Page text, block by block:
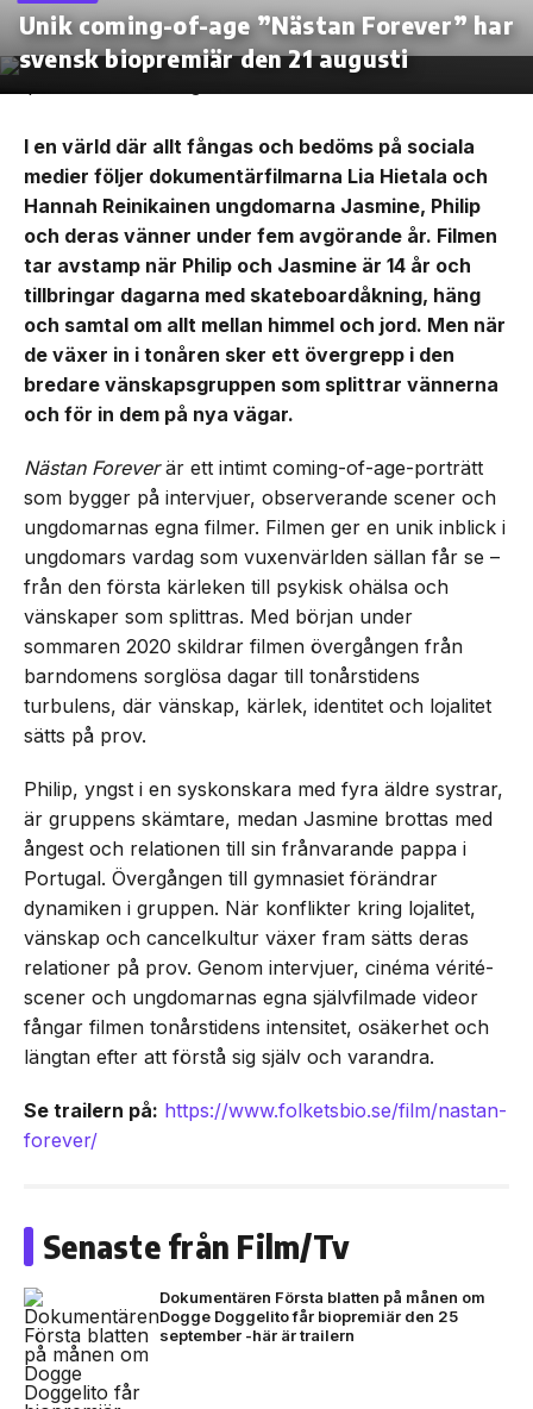
Unik coming-of-age ”Nästan Forever” har
svensk biopremiär den 21 augusti
I en värld där allt fångas och bedöms på sociala
medier följer dokumentärfilmarna Lia Hietala och
Hannah Reinikainen ungdomarna Jasmine, Philip
och deras vänner under fem avgörande år. Filmen
tar avstamp när Philip och Jasmine är 14 år och
tillbringar dagarna med skateboardåkning, häng
och samtal om allt mellan himmel och jord. Men när
de växer in i tonåren sker ett övergrepp i den
bredare vänskapsgruppen som splittrar vännerna
och för in dem på nya vägar.
Nästan Foreverär ett intimt coming-of-age-porträtt
som bygger på intervjuer, observerande scener och
ungdomarnas egna filmer. Filmen ger en unik inblick i
ungdomars vardag som vuxenvärlden sällan får se –
från den första kärleken till psykisk ohälsa och
vänskaper som splittras. Med början under
sommaren 2020 skildrar filmen övergången från
barndomens sorglösa dagar till tonårstidens
turbulens, där vänskap, kärlek, identitet och lojalitet
sätts på prov.
Philip, yngst i en syskonskara med fyra äldre systrar,
är gruppens skämtare, medan Jasmine brottas med
ångest och relationen till sin frånvarande pappa i
Portugal. Övergången till gymnasiet förändrar
dynamiken i gruppen. När konflikter kring lojalitet,
vänskap och cancelkultur växer fram sätts deras
relationer på prov. Genom intervjuer, cinéma vérité-
scener och ungdomarnas egna självfilmade videor
fångar filmen tonårstidens intensitet, osäkerhet och
längtan efter att förstå sig själv och varandra.
Se trailern på: https://www.folketsbio.se/film/nastan-
forever/
Senaste från Film/Tv
Dokumentären Första blatten på månen om
Dogge Doggelito får biopremiär den 25
september -här är trailern